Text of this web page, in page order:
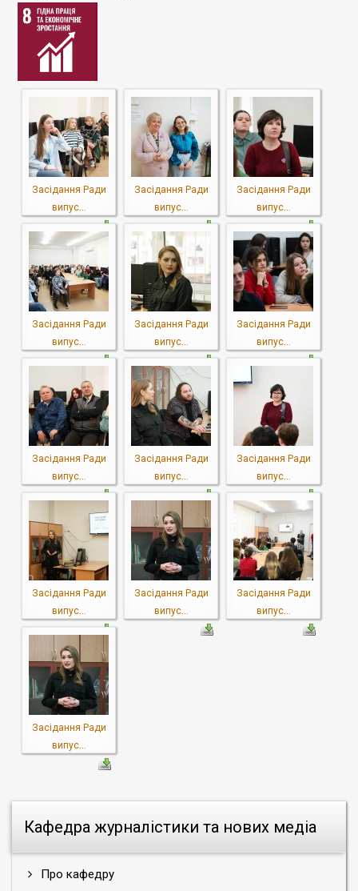
Кафедра журналістики та нових медіа
Про кафедру
Засідання Ради
випус...
Засідання Ради
випус...
Засідання Ради
випус...
Засідання Ради
випус...
Засідання Ради
випус...
Засідання Ради
випус...
Засідання Ради
випус...
Засідання Ради
випус...
Засідання Ради
випус...
Засідання Ради
випус...
Засідання Ради
випус...
Засідання Ради
випус...
Засідання Ради
випус...